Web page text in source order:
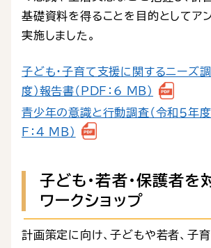
基礎資料を得ることを目的としてア
実施しました。
子ども・子育て支援に関するニーズ調
度）報告書（PDF：6 MB）
青少年の意識と行動調査（令和５年度
F：4 MB）
子ども・若者・保護者を
ワークショップ
計画策定に向け、子どもや若者、子